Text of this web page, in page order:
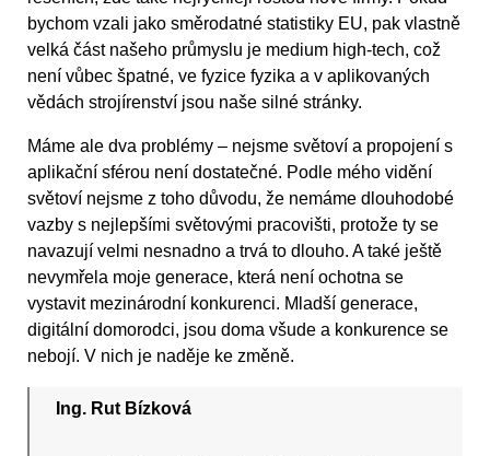
bychom vzali jako směrodatné statistiky EU, pak vlastně
velká část našeho průmyslu je medium high-tech, což
není vůbec špatné, ve fyzice fyzika a v aplikovaných
vědách strojírenství jsou naše silné stránky.
Máme ale dva problémy – nejsme světoví a propojení s
aplikační sférou není dostatečné. Podle mého vidění
světoví nejsme z toho důvodu, že nemáme dlouhodobé
vazby s nejlepšími světovými pracovišti, protože ty se
navazují velmi nesnadno a trvá to dlouho. A také ještě
nevymřela moje generace, která není ochotna se
vystavit mezinárodní konkurenci. Mladší generace,
digitální domorodci, jsou doma všude a konkurence se
nebojí. V nich je naděje ke změně.
Ing. Rut Bízková